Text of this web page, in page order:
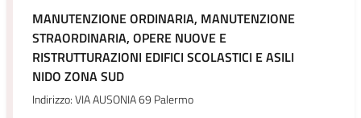
MANUTENZIONE ORDINARIA, MANUTENZIONE
STRAORDINARIA, OPERE NUOVE E
RISTRUTTURAZIONI EDIFICI SCOLASTICI E ASILI
NIDO ZONA SUD
Indirizzo: VIA AUSONIA 69 Palermo